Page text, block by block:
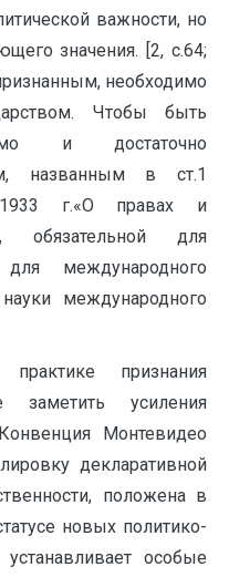
важности, но
значения. [2, с.64;
необходимо
Чтобы быть
и достаточно
названным в ст.1
г.«О правах и
обязательной для
для международного
международного
признания
усиления
Монтевидео
декларативной
положена в
новых политико-
особые